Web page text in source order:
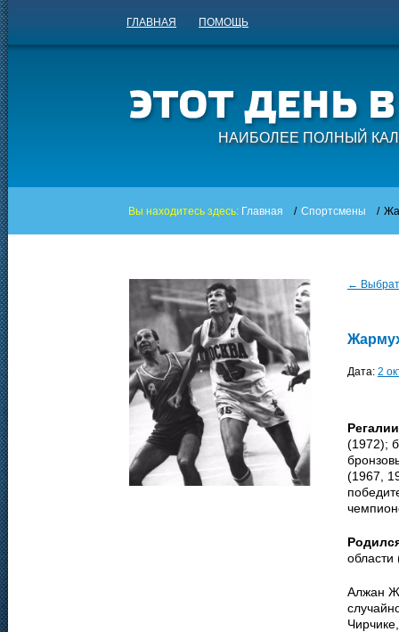
ГЛАВНАЯ ПОМОЩЬ
НАИБОЛЕЕ ПОЛНЫЙ
Вы находитесь здесь: Главная / Спортсмены /
←
Дата: 2
(1972);
(1967,
области
Алжан